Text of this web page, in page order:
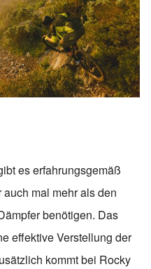
es erfahrungsgemäß
mal mehr als den
benötigen. Das
effektive Verstellung der
kommt bei Rocky